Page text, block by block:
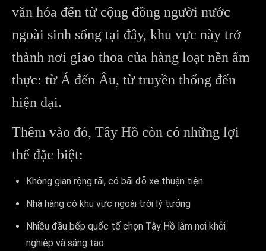
văn hóa đến từ cộng đồng người nước
ngoài sinh sống tại đây, khu vực này trở
thành nơi giao thoa của hàng loạt nền ẩm
thực: từ Á đến Âu, từ truyền thống đến
hiện đại.
Thêm vào đó, Tây Hồ còn có những lợi
thế đặc biệt:
Không gian rộng rãi, có bãi đỗ xe thuận tiện
Nhà hàng có khu vực ngoài trời lý tưởng
Nhiều đầu bếp quốc tế chọn Tây Hồ làm nơi khởi
nghiệp và sáng tạo